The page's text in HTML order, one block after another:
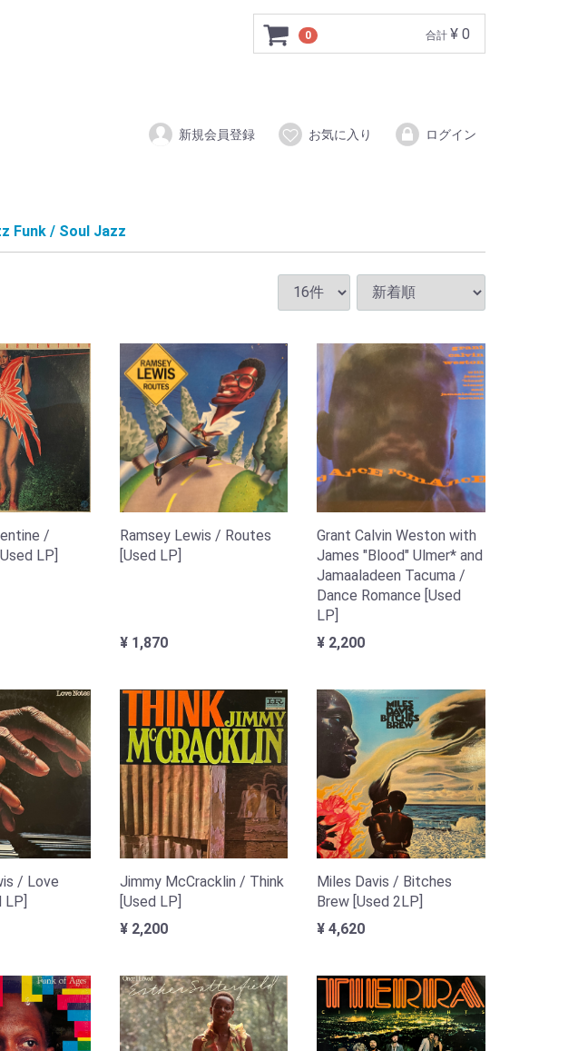
0 合計 ¥ 0
新規会員登録 お気に入り ログイン
Funk / Soul Jazz
/
LP]
Ramsey Lewis / Routes
[Used LP]
¥ 1,870
Grant Calvin Weston with
James "Blood" Ulmer* and
Jamaaladeen Tacuma /
Dance Romance [Used
LP]
¥ 2,200
/ Love
LP]
Jimmy McCracklin / Think
[Used LP]
¥ 2,200
Miles Davis / Bitches
Brew [Used 2LP]
¥ 4,620